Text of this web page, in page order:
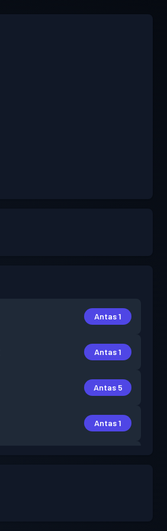
Antas 1
Antas 1
Antas 5
Antas 1